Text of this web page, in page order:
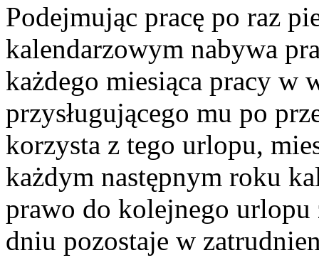
Podejmując pracę po raz
kalendarzowym nabywa
każdego miesiąca pracy
przysługującego mu po
korzysta z tego urlopu,
każdym następnym roku
prawo do kolejnego
dniu pozostaje w